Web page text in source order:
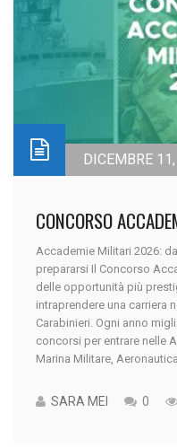
DICEMBRE
CONCORSO
Accademie Militari 2026:
prepararsi Il Concorso
delle opportunità più
intraprendere una carriera
Carabinieri. Ogni anno
concorsi per entrare nelle
Marina Militare,
SARA MEI 0